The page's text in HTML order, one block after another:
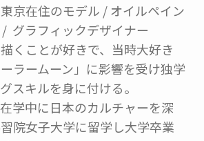
京在住のモデル / オイルペイン
グラフィックデザイナー
くことが好きで、当時大好き
ラームーン」に影響を受け独学
スキルを身に付ける。
学中に日本のカルチャーを深
院女子大学に留学し大学卒業